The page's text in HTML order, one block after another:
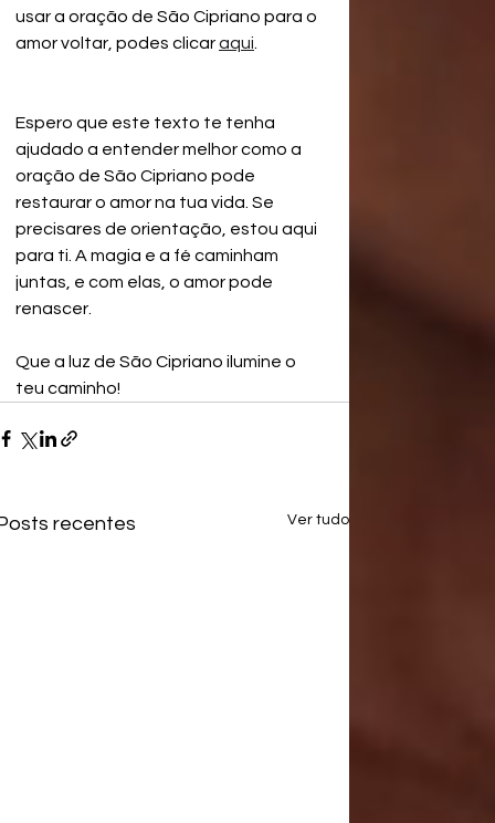
usar a oração de São Cipriano para o
amor voltar, podes clicar aqui
Espero que este texto te tenha
ajudado a entender melhor como a
oração de São Cipriano pode
restaurar o amor na tua vida. Se
precisares de orientação, estou aqui
para ti. A magia e a fé caminham
juntas, e com elas, o amor pode
renascer.
Que a luz de São Cipriano ilumine o
teu caminho!
recentes Ver tudo